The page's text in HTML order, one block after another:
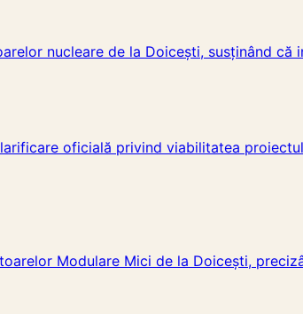
nucleare de la Doicești, susținând
oficială privind viabilitatea
Modulare Mici de la Doicești,